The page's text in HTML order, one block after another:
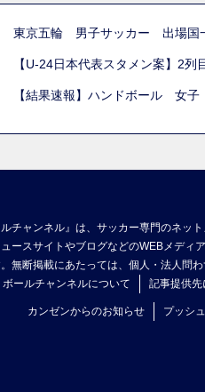
東京五輪 男子サッカー 出場国
【U-24日本代表スタメン案】2
【結果速報】ハンドボール 女
ルチャンネル』は、サッカー専門のネッ
ースサイトやブログなどのWEBメディ
無断掲載にあたっては、個人・法人問
ボールチャンネルについて
記事提供先
カンゼンからのお知らせ プッシ